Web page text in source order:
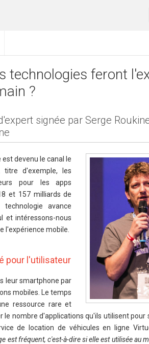
technologies feront
?
signée par Serge
devenu le canal le
d'exemple, les
pour les apps
et 157 milliards de
avance
et intéressons-nous
l'expérience mobile.
pour l'utilisateur
leur smartphone par
mobiles. Le temps
ressource rare et
le nombre d'applications qu'ils utilisent pour
de location de véhicules en ligne
est fréquent, c'est-à-dire si elle est utilisée au